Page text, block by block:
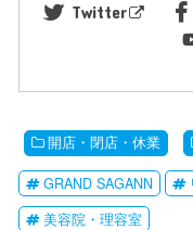
Twitter
開店・閉店・休業
GRAND SAGANN
美容院・理容室